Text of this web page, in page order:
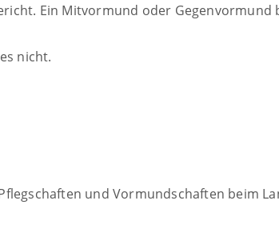
Ein Mitvormund oder
nicht.
und Vormundschaften beim